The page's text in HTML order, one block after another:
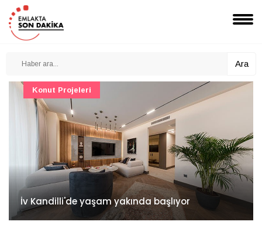
Ara
İv Kandilli'de yaşam yakında başlıyor
Konut Projeleri